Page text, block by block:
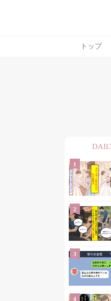
トップ
トレン